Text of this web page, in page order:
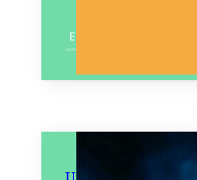
En savoir plus